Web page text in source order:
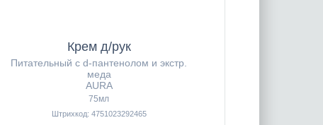
Крем д/рук
Питательный с d-пантенолом и экстр.
меда
AURA
75мл
Штрихкод: 4751023292465